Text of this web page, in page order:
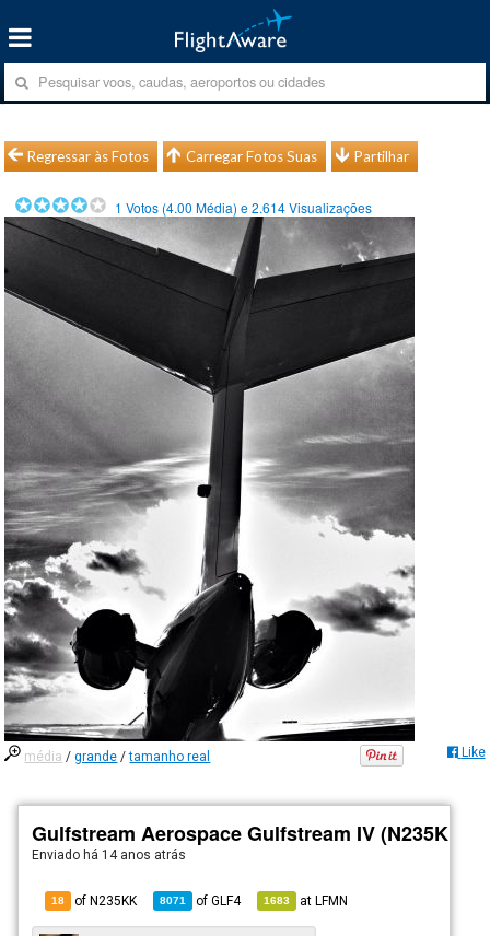
Regressar às Fotos Carregar Fotos Suas Partilhar
1 Votos (4.00 Média) e2.614Visualizações
média /grande /tamanho real Like
Gulfstream Aerospace Gulfstream IV (N235KK)
Enviado há 14 anos atrás
18 of N235KK 8071 ofGLF4 1683 atLFMN